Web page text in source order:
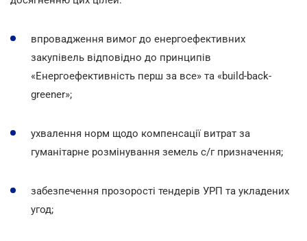
впровадження вимог до енергоефективних
закупівель відповідно до принципів
«Енергоефективність перш за все» та «build-back-
greener»;
ухвалення норм щодо компенсації витрат за
гуманітарне розмінування земель с/г призначення;
забезпечення прозорості тендерів УРП та укладених
угод;